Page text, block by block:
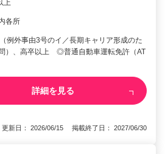
上
各所
例外事由3号のイ／長期キャリア形成のた
）、高卒以上 ◎普通自動車運転免許（AT
詳細を見る
更新日： 2026/06/15 掲載終了日： 2027/06/30